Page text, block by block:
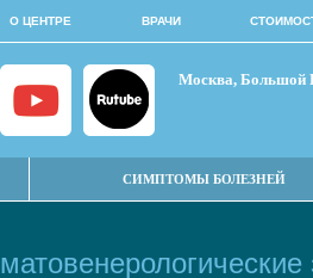
О ЦЕНТРЕ ВРАЧИ
Москва, Большой
СИМПТОМЫ БОЛЕЗНЕЙ